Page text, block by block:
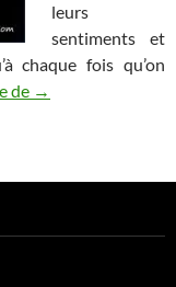
leurs
sentiments et
chaque fois qu’on
de Vis tes
→